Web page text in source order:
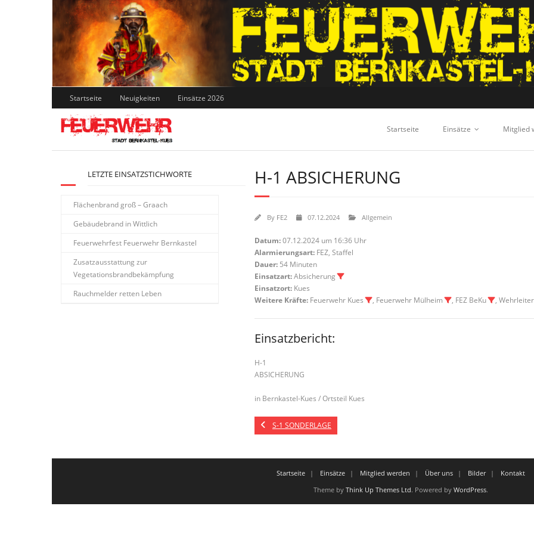
Skip
to
content
Startseite Neuigkeiten Einsätze 2026
Startseite Einsätze Mitglied
H-1 ABSICHERUNG
By FE2 07.12.2024 Allgemein
Datum:07.12.2024 um 16:36 Uhr
Alarmierungsart: FEZ, Staffel
Dauer: 54 Minuten
Einsatzart:Absicherung
Einsatzort: Kues
Weitere Kräfte: Feuerwehr Kues , Feuerwehr Mülheim , FEZ BeKu ,
Einsatzbericht:
H-1
ABSICHERUNG
in Bernkastel-Kues / Ortsteil Kues
S-1 SONDERLAGE
LETZTE EINSATZSTICHWORTE
Flächenbrand groß – Graach
Gebäudebrand in Wittlich
Feuerwehrfest Feuerwehr Bernkastel
Zusatzausstattung zur
Vegetationsbrandbekämpfung
Rauchmelder retten Leben
Startseite Einsätze Mitglied werden Über uns Bilder
Kontakt
Theme by Think Up Themes Ltd. Powered by WordPress.